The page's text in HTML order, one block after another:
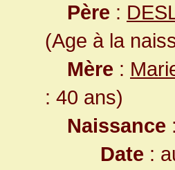
Père :
(Age à la
Mère :
: 40 ans)
Naissance :
Date :